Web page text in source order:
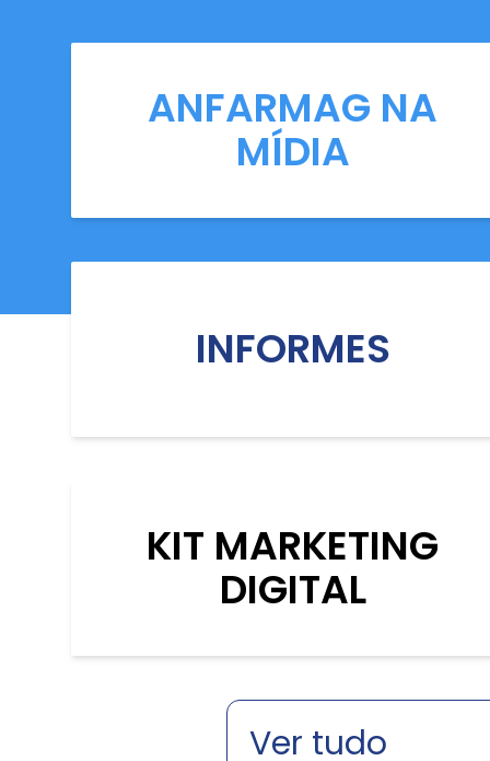
ANFARMAG NA
MÍDIA
INFORMES
KIT MARKETING
DIGITAL